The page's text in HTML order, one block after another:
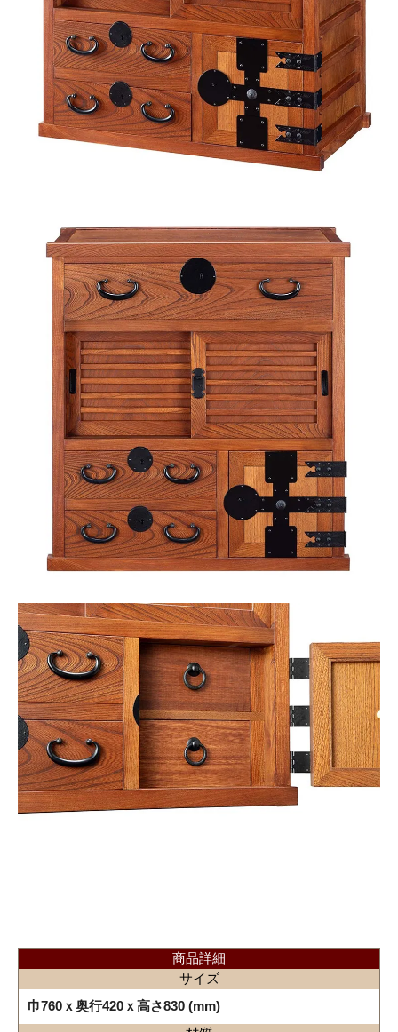
商品詳細
サイズ
巾760ｘ奥行420ｘ高さ830 (mm)